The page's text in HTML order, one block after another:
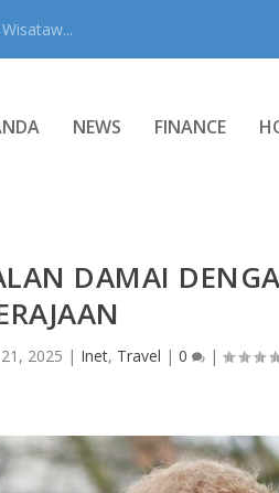
NEWS FINANCE
DAMAI
2025 | Inet, Travel |0 |